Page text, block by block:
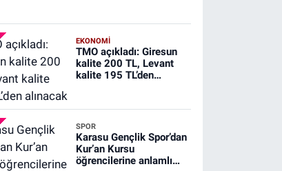
EKONOMİ
TMO açıkladı: Giresun
kalite 200 TL, Levant
kalite 195 TL’den
SPOR
Karasu Gençlik Spor’dan
Kur’an Kursu
öğrencilerine anlamlı